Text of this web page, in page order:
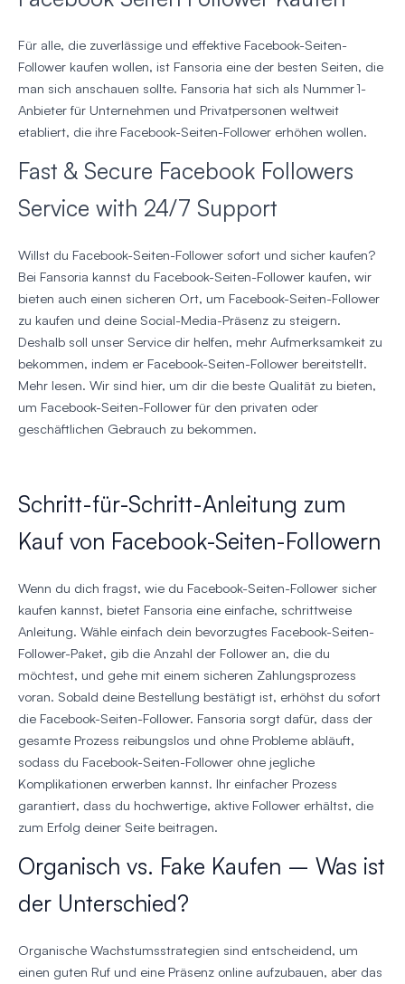
Für alle, die zuverlässige und effektive Facebook-Seiten-
Follower kaufen wollen, ist Fansoria eine der besten Seiten, die
man sich anschauen sollte. Fansoria hat sich als Nummer 1-
Anbieter für Unternehmen und Privatpersonen weltweit
etabliert, die ihre Facebook-Seiten-Follower erhöhen wollen.
Fast & Secure Facebook Followers
Service with 24/7 Support
Willst du Facebook-Seiten-Follower sofort und sicher kaufen?
Bei Fansoria kannst du Facebook-Seiten-Follower kaufen, wir
bieten auch einen sicheren Ort, um Facebook-Seiten-Follower
zu kaufen und deine Social-Media-Präsenz zu steigern.
Deshalb soll unser Service dir helfen, mehr Aufmerksamkeit zu
bekommen, indem er Facebook-Seiten-Follower bereitstellt.
Mehr lesen. Wir sind hier, um dir die beste Qualität zu bieten,
um Facebook-Seiten-Follower für den privaten oder
geschäftlichen Gebrauch zu bekommen.
Schritt-für-Schritt-Anleitung zum
Kauf von Facebook-Seiten-Followern
Wenn du dich fragst, wie du Facebook-Seiten-Follower sicher
kaufen kannst, bietet Fansoria eine einfache, schrittweise
Anleitung. Wähle einfach dein bevorzugtes Facebook-Seiten-
Follower-Paket, gib die Anzahl der Follower an, die du
möchtest, und gehe mit einem sicheren Zahlungsprozess
voran. Sobald deine Bestellung bestätigt ist, erhöhst du sofort
die Facebook-Seiten-Follower. Fansoria sorgt dafür, dass der
gesamte Prozess reibungslos und ohne Probleme abläuft,
sodass du Facebook-Seiten-Follower ohne jegliche
Komplikationen erwerben kannst. Ihr einfacher Prozess
garantiert, dass du hochwertige, aktive Follower erhältst, die
zum Erfolg deiner Seite beitragen.
Organisch vs. Fake Kaufen – Was ist
der Unterschied?
Organische Wachstumsstrategien sind entscheidend, um
einen guten Ruf und eine Präsenz online aufzubauen, aber das